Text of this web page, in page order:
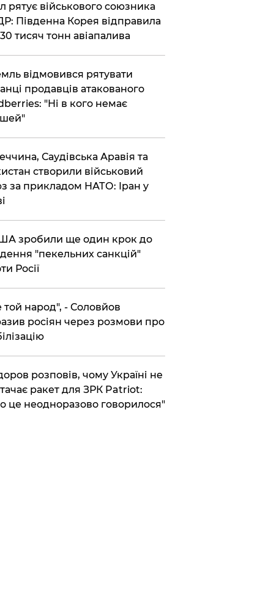
рятує військового союзника
Південна Корея відправила
тисяч тонн авіапалива
відмовився рятувати
продавців атакованого
"Ні в кого немає
Саудівська Аравія та
створили військовий
за прикладом НАТО: Іран у
зробили ще один крок до
"пекельних санкцій"
Росії
той народ", - Соловйов
росіян через розмови про
розповів, чому Україні не
ракет для ЗРК Patriot:
це неодноразово говорилося"